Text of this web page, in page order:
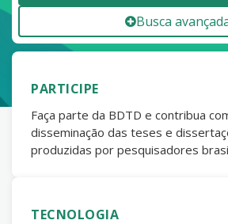
Busca
PARTICIPE
Faça parte da BDTD e contribua
disseminação das teses e
produzidas por pesquisadores
TECNOLOGIA